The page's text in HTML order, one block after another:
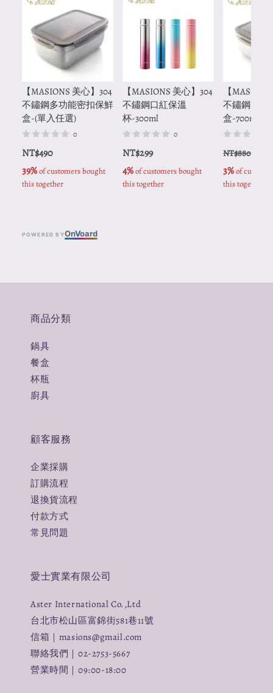
【MASIONS 美心】304
不鏽鋼多功能密扣保鮮
盒-(單入任選)
0
NT$490
39% of customers bought
this together
【MASIONS 美心】304
不鏽鋼口紅保溫
杯-300ml
0
NT$299
4% of customers bought
this together
【
不鏽鋼多功
盒-700ml
NT$880
3% of
this together
POWERED BYOnVoard
商品分類
鍋具
餐盒
杯瓶
廚具
顧客服務
企業採購
訂購流程
退換貨流程
付款方式
常見問題
愛士實業有限公司
Aster International Co.,Ltd
台北市松山區富錦街581巷11號
信箱｜masions@gmail.com
聯絡我們｜02-2753-5667
營業時間｜09:00-18:00